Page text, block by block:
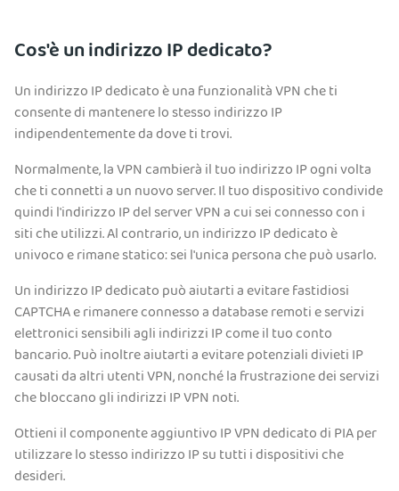
Cos'è un indirizzo IP dedicato?
Un indirizzo IP dedicato è una funzionalità VPN che ti
consente di mantenere lo stesso indirizzo IP
indipendentemente da dove ti trovi.
Normalmente, la VPN cambierà il tuo indirizzo IP ogni volta
che ti connetti a un nuovo server. Il tuo dispositivo condivide
quindi l'indirizzo IP del server VPN a cui sei connesso con i
siti che utilizzi. Al contrario, un indirizzo IP dedicato è
univoco e rimane statico: sei l'unica persona che può usarlo.
Un indirizzo IP dedicato può aiutarti a evitare fastidiosi
CAPTCHA e rimanere connesso a database remoti e servizi
elettronici sensibili agli indirizzi IP come il tuo conto
bancario. Può inoltre aiutarti a evitare potenziali divieti IP
causati da altri utenti VPN, nonché la frustrazione dei servizi
che bloccano gli indirizzi IP VPN noti.
Ottieni il componente aggiuntivo IP VPN dedicato di PIA per
utilizzare lo stesso indirizzo IP su tutti i dispositivi che
desideri.